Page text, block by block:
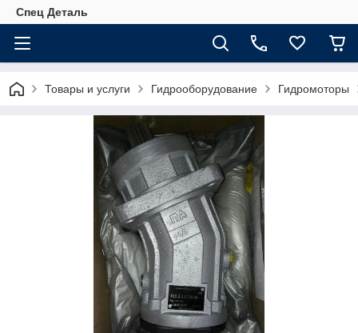
Спец Деталь
Товары и услуги Гидрооборудование Гидромоторы